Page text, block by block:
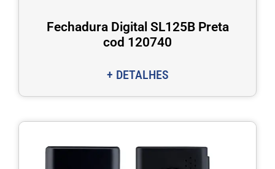
Fechadura Digital SL125B Preta
cod 120740
+ DETALHES